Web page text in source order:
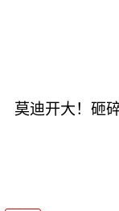
莫迪开大！砸